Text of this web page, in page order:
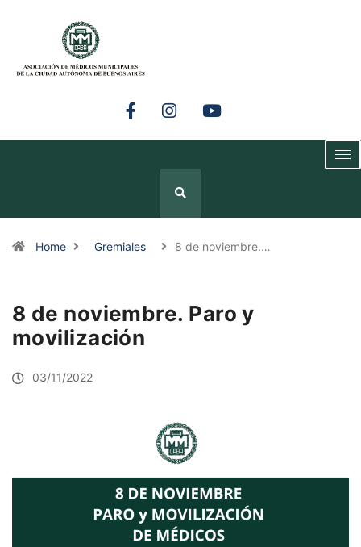
Home Gremiales 8 de noviembre.…
8 de noviembre. Paro y
movilización
03/11/2022